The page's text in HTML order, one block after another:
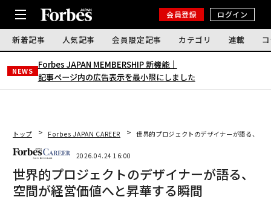
会員登録 ログイン
新着記事 人気記事 会員限定記事 カテゴリ 連載
NEWS
Forbes JAPAN MEMBERSHIP 新機能｜
記事ページ内の広告表示を最小限にしました
トップ Forbes JAPAN CAREER 世界的プロジェクトのデザイナーが語る、空
2026.04.24 16:00
世界的プロジェクトのデザイナーが語る、
空間が経営価値へと昇華する瞬間